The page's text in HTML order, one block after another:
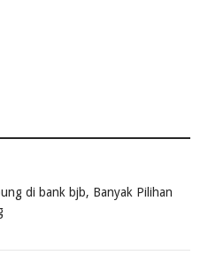
di bank bjb, Banyak Pilihan